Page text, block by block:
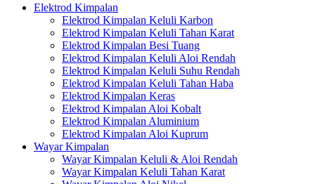
Elektrod Kimpalan
Elektrod Kimpalan Keluli Karbon
Elektrod Kimpalan Keluli Tahan Karat
Elektrod Kimpalan Besi Tuang
Elektrod Kimpalan Keluli Aloi Rendah
Elektrod Kimpalan Keluli Suhu Rendah
Elektrod Kimpalan Keluli Tahan Haba
Elektrod Kimpalan Keras
Elektrod Kimpalan Aloi Kobalt
Elektrod Kimpalan Aluminium
Elektrod Kimpalan Aloi Kuprum
Wayar Kimpalan
Wayar Kimpalan Keluli & Aloi Rendah
Wayar Kimpalan Keluli Tahan Karat